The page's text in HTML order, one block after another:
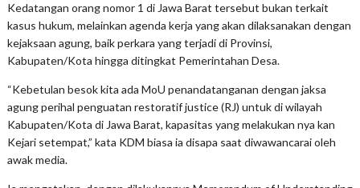
Kedatangan orang nomor 1 di Jawa Barat tersebut bukan terkait
kasus hukum, melainkan agenda kerja yang akan dilaksanakan dengan
kejaksaan agung, baik perkara yang terjadi di Provinsi,
Kabupaten/Kota hingga ditingkat Pemerintahan Desa.
“Kebetulan besok kita ada MoU penandatanganan dengan jaksa
agung perihal penguatan restoratif justice (RJ) untuk di wilayah
Kabupaten/Kota di Jawa Barat, kapasitas yang melakukan nya kan
Kejari setempat,” kata KDM biasa ia disapa saat diwawancarai oleh
awak media.